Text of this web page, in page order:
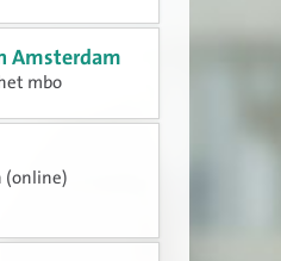
Amsterdam
mbo
(online)